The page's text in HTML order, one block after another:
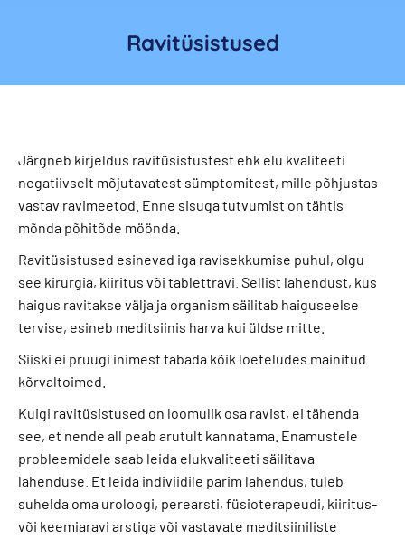
Ravitüsistused
Järgneb kirjeldus ravitüsistustest ehk elu kvaliteeti
negatiivselt mõjutavatest sümptomitest, mille põhjustas
vastav ravimeetod. Enne sisuga tutvumist on tähtis
mõnda põhitõde möönda.
Ravitüsistused esinevad iga ravisekkumise puhul, olgu
see kirurgia, kiiritus või tablettravi. Sellist lahendust, kus
haigus ravitakse välja ja organism säilitab haiguseelse
tervise, esineb meditsiinis harva kui üldse mitte.
Siiski ei pruugi inimest tabada kõik loeteludes mainitud
kõrvaltoimed.
Kuigi ravitüsistused on loomulik osa ravist, ei tähenda
see, et nende all peab arutult kannatama. Enamustele
probleemidele saab leida elukvaliteeti säilitava
lahenduse. Et leida indiviidile parim lahendus, tuleb
suhelda oma uroloogi, perearsti, füsioterapeudi, kiiritus-
või keemiaravi arstiga või vastavate meditsiiniliste